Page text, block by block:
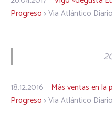
Progreso> Vía Atlántico Diario
18.12.2016 Más ventas en la
Progreso> Vía Atlántico Diario